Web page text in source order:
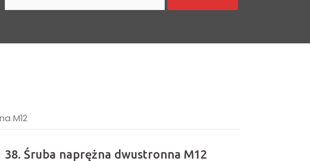
M12
38. Śruba naprężna dwustronna M12